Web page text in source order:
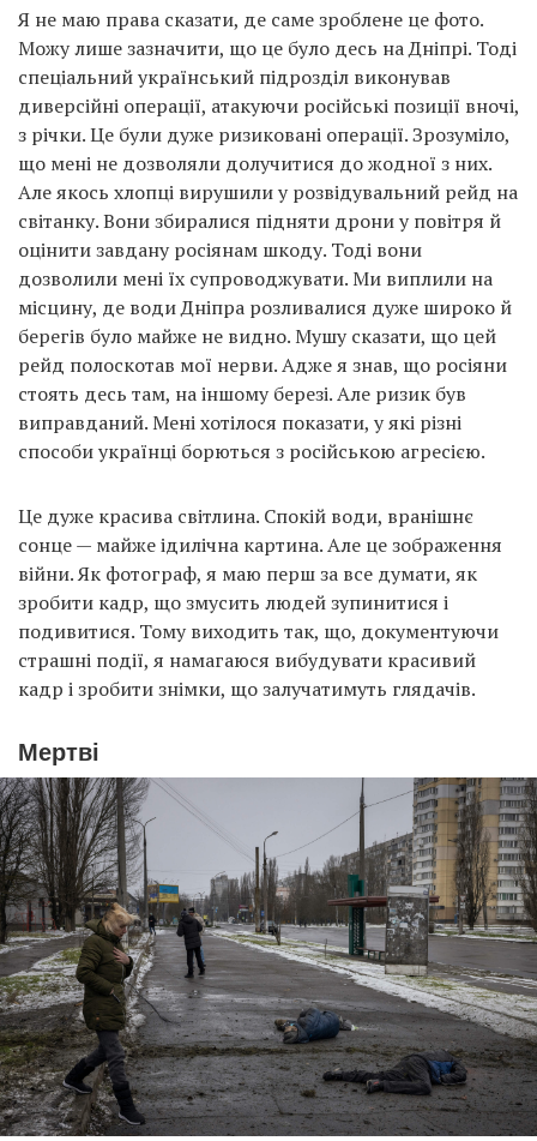
Я не маю права сказати, де саме зроблене це фото.
Можу лише зазначити, що це було десь на Дніпрі. Тоді
спеціальний український підрозділ виконував
диверсійні операції, атакуючи російські позиції вночі,
з річки. Це були дуже ризиковані операції. Зрозуміло,
що мені не дозволяли долучитися до жодної з них.
Але якось хлопці вирушили у розвідувальний рейд на
світанку. Вони збиралися підняти дрони у повітря й
оцінити завдану росіянам шкоду. Тоді вони
дозволили мені їх супроводжувати. Ми виплили на
місцину, де води Дніпра розливалися дуже широко й
берегів було майже не видно. Мушу сказати, що цей
рейд полоскотав мої нерви. Адже я знав, що росіяни
стоять десь там, на іншому березі. Але ризик був
виправданий. Мені хотілося показати, у які різні
способи українці борються з російською агресією.
Це дуже красива світлина. Спокій води, вранішнє
сонце — майже ідилічна картина. Але це зображення
війни. Як фотограф, я маю перш за все думати, як
зробити кадр, що змусить людей зупинитися і
подивитися. Тому виходить так, що, документуючи
страшні події, я намагаюся вибудувати красивий
кадр і зробити знімки, що залучатимуть глядачів.
Мертві